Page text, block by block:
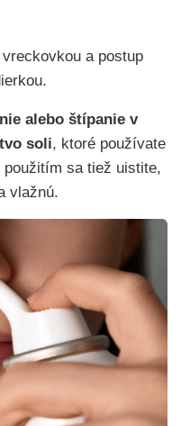
a postup
alebo štípanie v
soli, ktoré používate
sa tiež uistite,
vlažnú.